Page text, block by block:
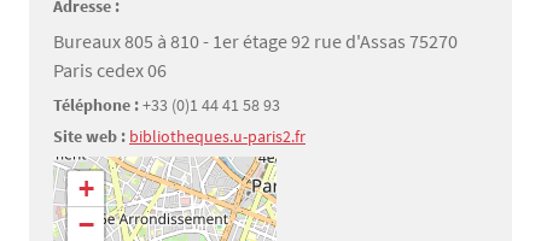
Adresse :
Bureaux 805 à 810 - 1er étage 92 rue d'Assas 75270
Paris cedex 06
Téléphone :+33 (0)1 44 41 58 93
Site web : bibliotheques.u-paris2.fr
Géolocalisation
+
−